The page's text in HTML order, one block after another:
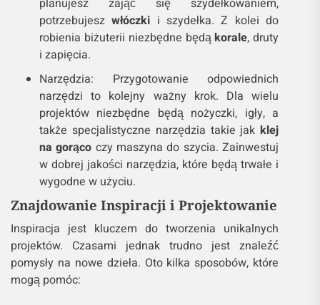
planujesz zająć się szydełkowaniem,
potrzebujeszwłóczki i szydełka. Z kolei do
robienia biżuterii niezbędne będąkorale, druty
i zapięcia.
Narzędzia: Przygotowanie odpowiednich
narzędzi to kolejny ważny krok. Dla wielu
projektów niezbędne będą nożyczki, igły, a
także specjalistyczne narzędzia takie jakklej
na gorąco czy maszyna do szycia. Zainwestuj
w dobrej jakości narzędzia, które będą trwałe i
wygodne w użyciu.
Znajdowanie Inspiracji i Projektowanie
Inspiracja jest kluczem do tworzenia unikalnych
projektów. Czasami jednak trudno jest znaleźć
pomysły na nowe dzieła. Oto kilka sposobów, które
mogą pomóc: